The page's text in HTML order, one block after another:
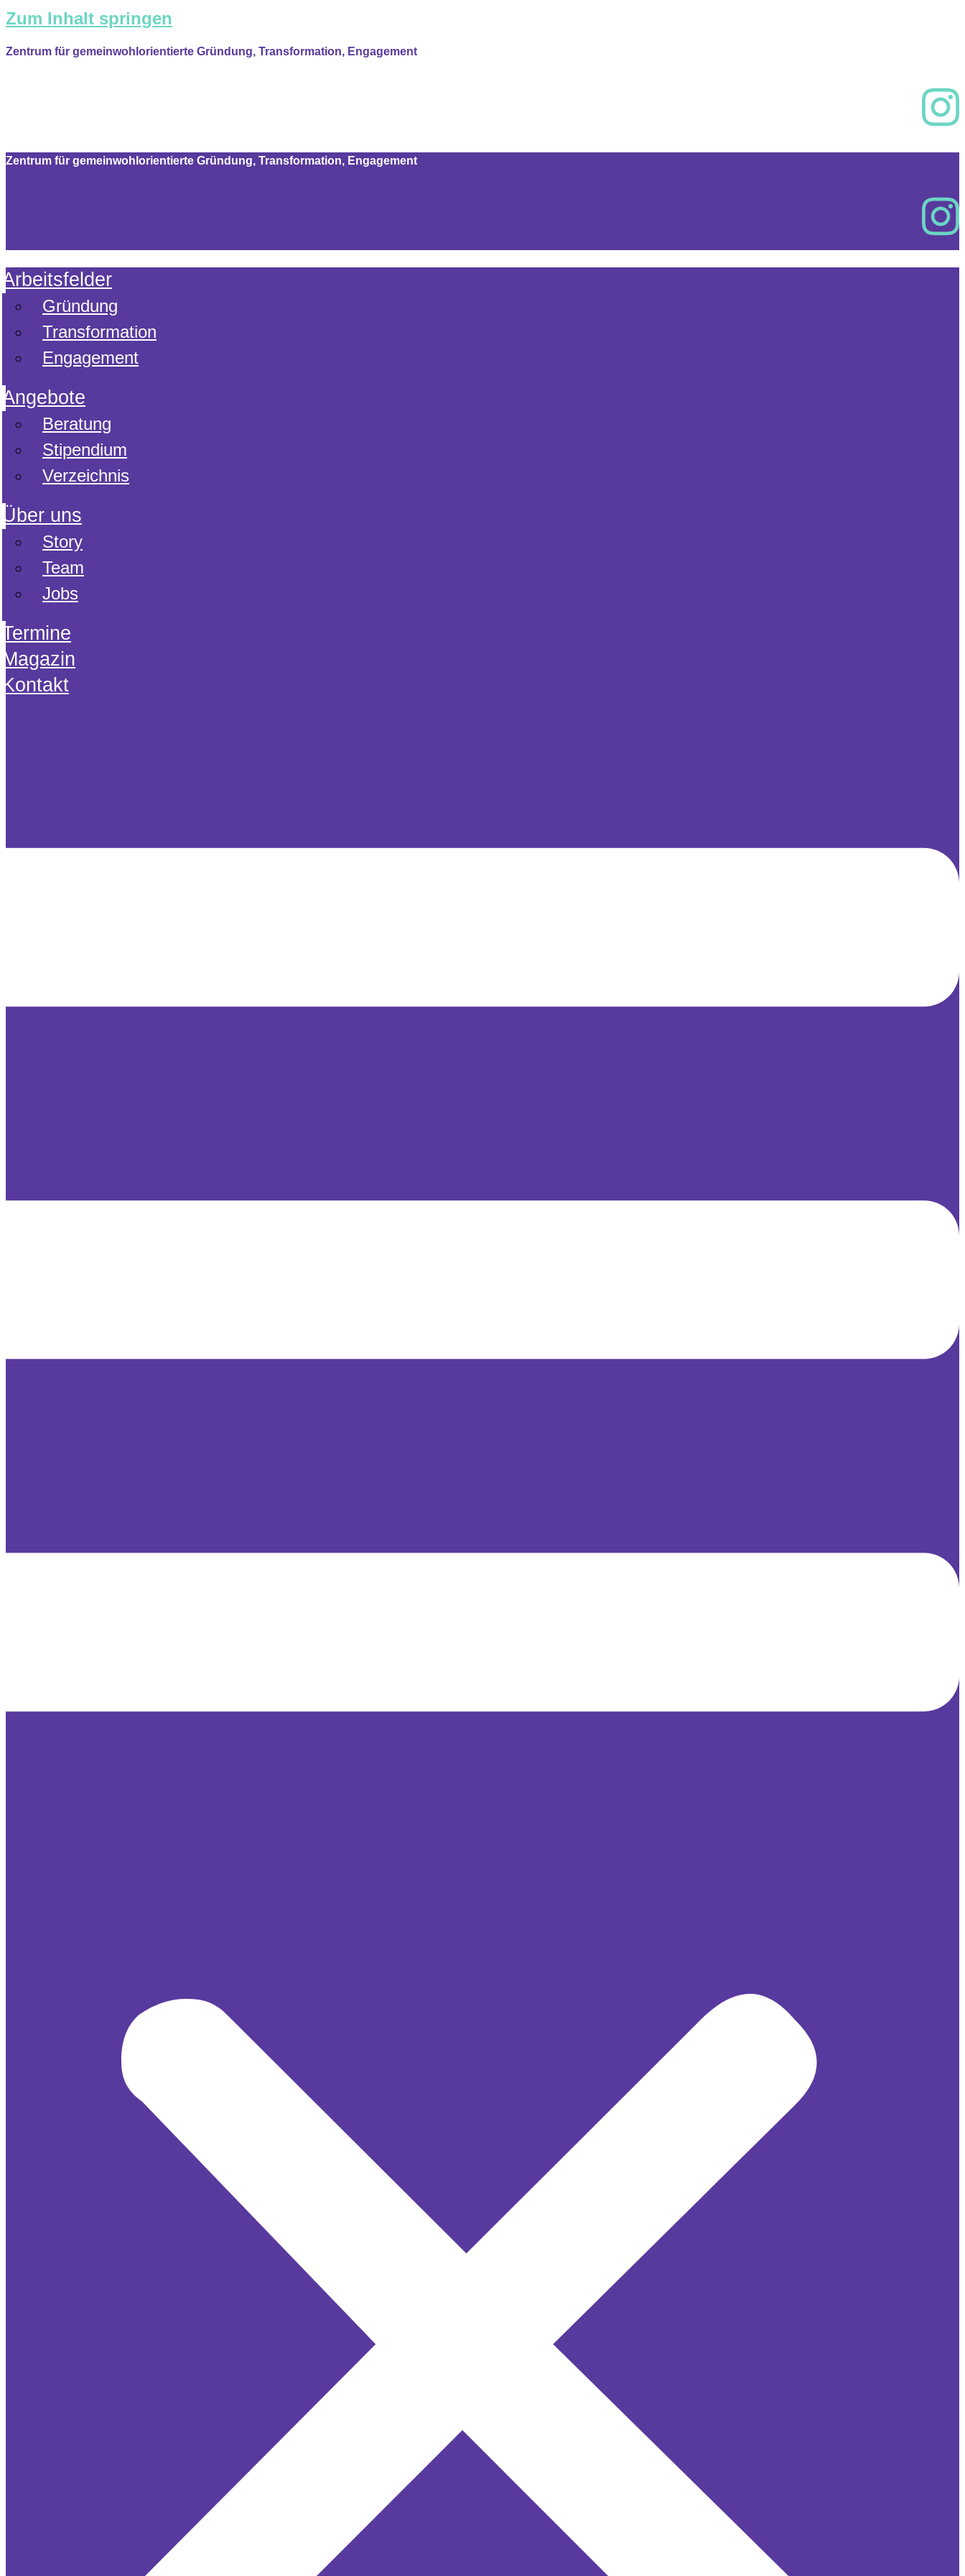
Zum Inhalt springen
Zentrum für gemeinwohlorientierte Gründung, Transformation, Engagement
Zentrum für gemeinwohlorientierte Gründung, Transformation, Engagement
Arbeitsfelder
Gründung
Transformation
Engagement
Angebote
Beratung
Stipendium
Verzeichnis
Über uns
Story
Team
Jobs
Termine
Magazin
Kontakt